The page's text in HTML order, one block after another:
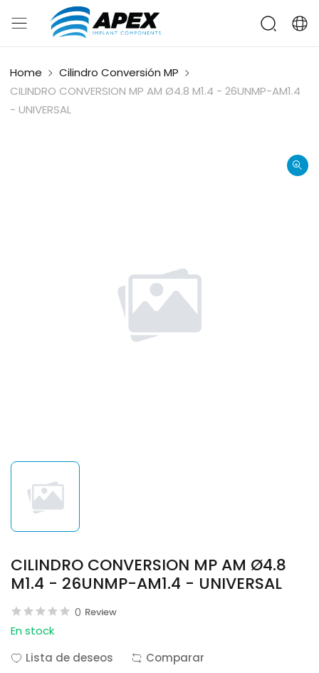
Home
Cilindro Conversión MP
CILINDRO CONVERSION MP AM Ø4.8 M1.4 - 26UNMP-AM1.4
- UNIVERSAL
CILINDRO CONVERSION MP AM Ø4.8
M1.4 - 26UNMP-AM1.4 - UNIVERSAL
0 Review
En stock
Lista de deseos
Comparar